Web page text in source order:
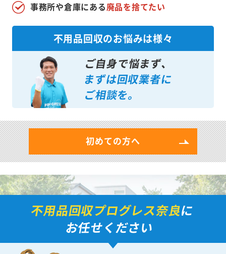
事務所や倉庫にある廃品を捨てたい
不用品回収のお悩みは様々
ご自身で悩まず、
まずは回収業者に
ご相談を。
初めての方へ
不用品回収プログレス奈良に
お任せください